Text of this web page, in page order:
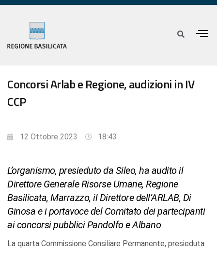
Concorsi Arlab e Regione, audizioni in IV
CCP
12 Ottobre 2023 18:43
L’organismo, presieduto da Sileo, ha audito il
Direttore Generale Risorse Umane, Regione
Basilicata, Marrazzo, il Direttore dell’ARLAB, Di
Ginosa e i portavoce del Comitato dei partecipanti
ai concorsi pubblici Pandolfo e Albano
La quarta Commissione Consiliare Permanente, presieduta